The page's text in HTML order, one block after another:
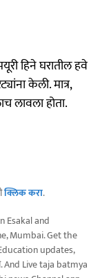
हिने घरातील हवे
केली. मात्र,
लावला होता.
क्लिक करा.
Esakal and
Mumbai. Get the
updates,
And Live taja batmya